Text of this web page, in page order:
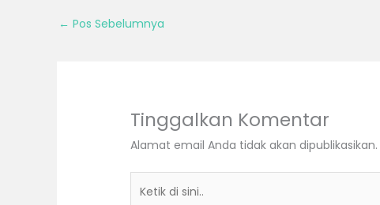
← Pos Sebelumnya
Tinggalkan Komentar
Alamat email Anda tidak akan dipublikasikan.